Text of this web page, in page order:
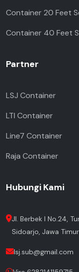
Container 20 Feet
Container 40 Feet
Partner
LSJ Container
LTI Container
Line7 Container
Raja Container
Hubungi Kami
Jl. Berbek I No.24,
Sidoarjo, Jawa
lsj.sub@gmail.com